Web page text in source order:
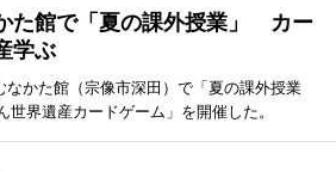
た館で「夏の課外授業」 カー
学ぶ
なかた館（宗像市深田）で「夏の課外授業
世界遺産カードゲーム」を開催した。